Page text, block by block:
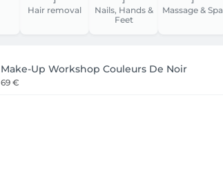
Hair removal
Nails, Hands &
Feet
Massage & Spa
Make-Up Workshop Couleurs De Noir
69 €